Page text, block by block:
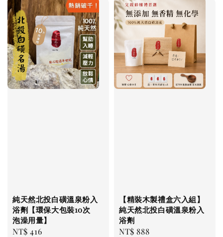
純天然北投白磺溫泉粉入
浴劑【環保大包裝10次
泡澡用量】
Regular
NT$ 416
【精裝木製禮盒六入組】
純天然北投白磺溫泉粉入
浴劑
Regular
NT$ 888